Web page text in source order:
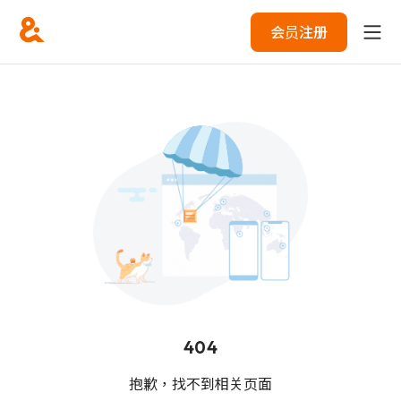
会员注册
404
抱歉，找不到相关页面